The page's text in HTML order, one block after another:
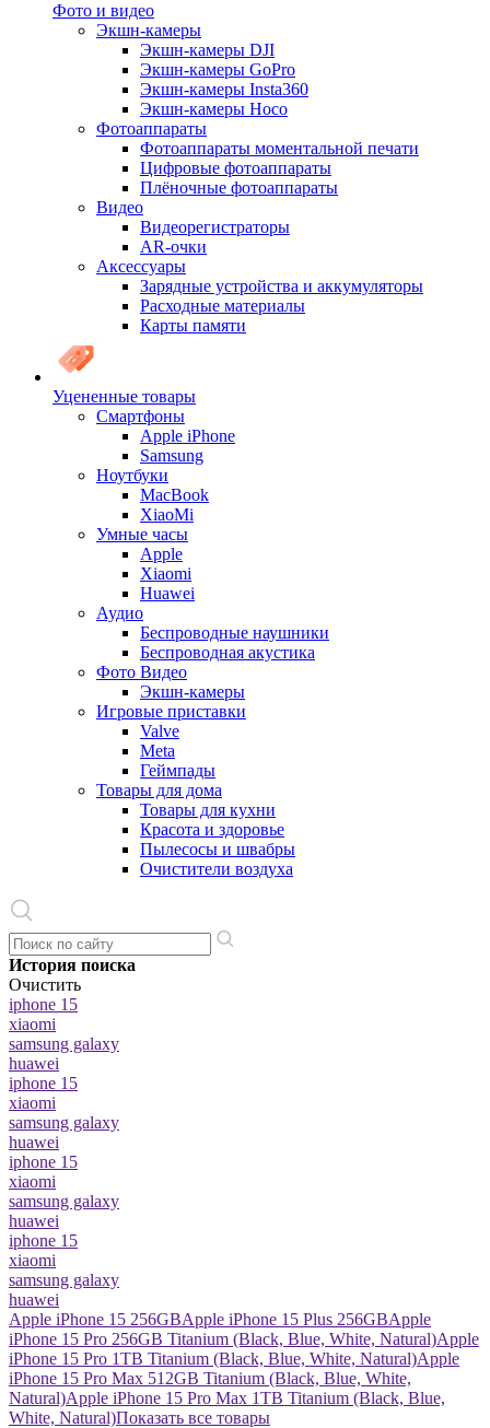
Фото и видео
Экшн-камеры
Экшн-камеры DJI
Экшн-камеры GoPro
Экшн-камеры Insta360
Экшн-камеры Hoco
Фотоаппараты
Фотоаппараты моментальной печати
Цифровые фотоаппараты
Плёночные фотоаппараты
Видео
Видеорегистраторы
AR-очки
Аксессуары
Зарядные устройства и аккумуляторы
Расходные материалы
Карты памяти
Уцененные товары
Cмартфоны
Apple iPhone
Samsung
Ноутбуки
MacBook
XiaoMi
Умные часы
Apple
Xiaomi
Huawei
Аудио
Беспроводные наушники
Беспроводная акустика
Фото Видео
Экшн-камеры
Игровые приставки
Valve
Meta
Геймпады
Товары для дома
Товары для кухни
Красота и здоровье
Пылесосы и швабры
Очистители воздуха
История поиска
Очистить
iphone 15
xiaomi
samsung galaxy
huawei
iphone 15
xiaomi
samsung galaxy
huawei
iphone 15
xiaomi
samsung galaxy
huawei
iphone 15
xiaomi
samsung galaxy
huawei
Apple iPhone 15 256GBApple iPhone 15 Plus 256GBApple
iPhone 15 Pro 256GB Titanium (Black, Blue, White, Natural)Apple
iPhone 15 Pro 1TB Titanium (Black, Blue, White, Natural)Apple
iPhone 15 Pro Max 512GB Titanium (Black, Blue, White,
Natural)Apple iPhone 15 Pro Max 1TB Titanium (Black, Blue,
White, Natural)Показать все товары